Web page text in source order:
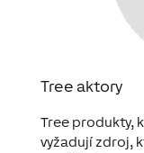
Tree aktory
Tree produkty,
vyžadují zdroj,